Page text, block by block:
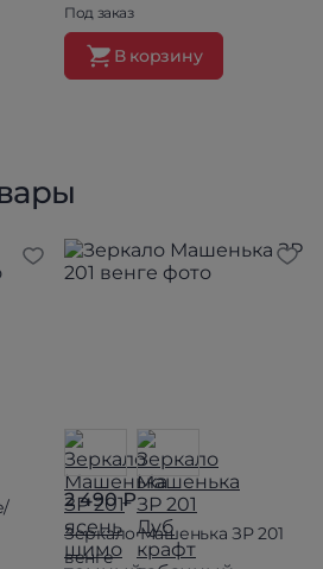
Под заказ
В корзину
2 490 ₽
Зеркало Машенька ЗР 201
венге